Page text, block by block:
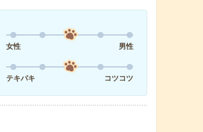
女性
男性
テキパキ
コツコツ